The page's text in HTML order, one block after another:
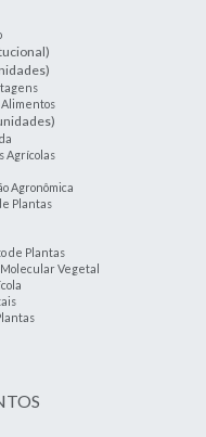
Agrícolas
Agronômica
Plantas
de Plantas
Vegetal